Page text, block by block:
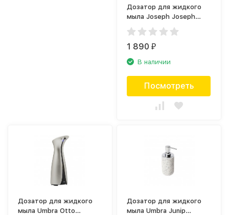
Дозатор для жидкого
мыла Joseph Joseph
Presto Steel 70532
1 890₽
В наличии
Посмотреть
Дозатор для жидкого
мыла Umbra Otto
Дозатор для жидкого
мыла Umbra Junip